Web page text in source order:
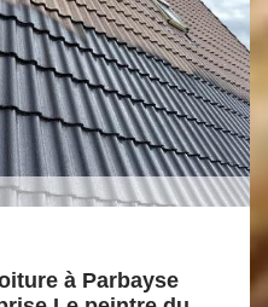
à Parbayse